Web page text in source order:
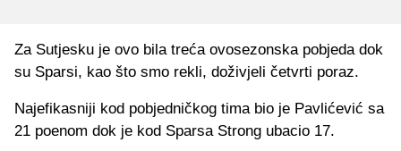
Za Sutjesku je ovo bila treća ovosezonska pobjeda dok
su Sparsi, kao što smo rekli, doživjeli četvrti poraz.
Najefikasniji kod pobjedničkog tima bio je Pavlićević sa
21 poenom dok je kod Sparsa Strong ubacio 17.